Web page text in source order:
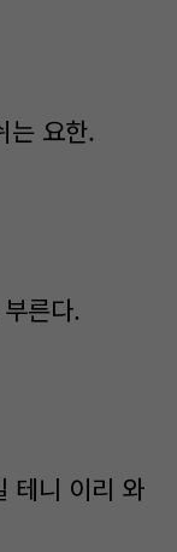
는 요한.
른다.
테니 이리 와